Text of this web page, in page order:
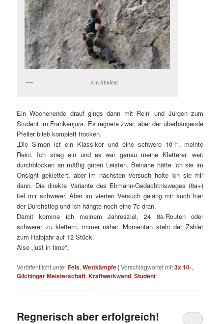
Am Student
Ein Wochenende drauf gings dann mit Reini und Jürgen zum
Student im Frankenjura. Es regnete zwar, aber der überhängende
Pfeiler blieb komplett trocken.
„Die Simon ist ein Klassiker und eine schwere 10-!“, meinte
Reini. Ich stieg ein und es war genau meine Kletterei: weit
durchblocken an mäßig guten Leisten. Beinahe hätte ich sie im
Onsight geklettert, aber im nächsten Versuch holte ich sie mir
dann. Die direkte Variante des Ehmann-Gedächtnisweges (8a+)
fiel mir schwerer. Aber im vierten Versuch gelang mir auch hier
der Durchstieg und ich hängte noch eine 7c dran.
Damit komme ich meinem Jahresziel, 24 8a-Routen oder
schwerer zu klettern, immer näher. Momentan steht der Zähler
zum Halbjahr auf 12 Stück.
Also „just in time“.
Veröffentlicht unterFels,Wettkämpfe |Verschlagwortet mit3x 10-,
Gilchinger Meisterschaft,Kraftwerkwand,Student
Regnerisch aber erfolgreich!